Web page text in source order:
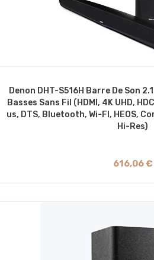
Denon DHT-S516H Barre De Son
Basses Sans Fil (HDMI, 4K UHD,
Us, DTS, Bluetooth, Wi-FI, HEOS,
Hi-Res)
616,06 €